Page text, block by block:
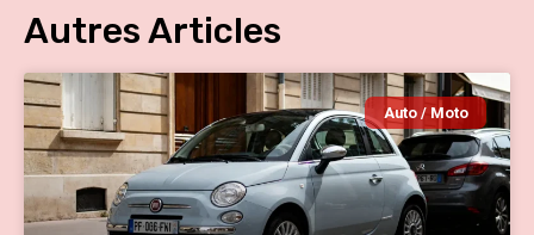
Autres Articles
Auto / Moto